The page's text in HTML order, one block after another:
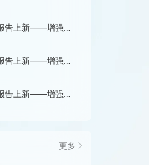
0805澳元持仓报告上新——增强版！
0805白银持仓报告上新——增强版！
0804澳元持仓报告上新——增强版！
更多